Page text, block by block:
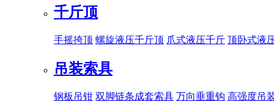
千斤顶
手摇挎顶 螺旋液压千斤顶 爪式液压千斤 顶卧式液
吊装索具
钢板吊钳 双脚链条成套索具 万向垂重钩 高强度吊